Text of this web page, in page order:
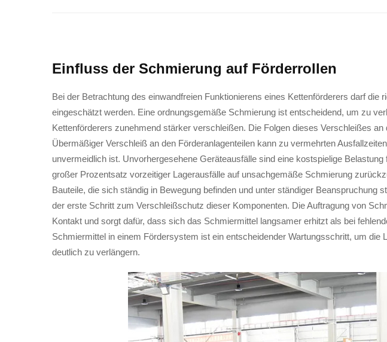
Einfluss der Schmierung auf Förderrollen
Bei der Betrachtung des einwandfreien Funktionierens eines Kettenförderers darf die
eingeschätzt werden. Eine ordnungsgemäße Schmierung ist entscheidend, um zu
Kettenförderers zunehmend stärker verschleißen. Die Folgen dieses Verschleißes
Übermäßiger Verschleiß an den Förderanlagenteilen kann zu vermehrten
unvermeidlich ist. Unvorhergesehene Geräteausfälle sind eine kostspielige
großer Prozentsatz vorzeitiger Lagerausfälle auf unsachgemäße Schmierung
Bauteile, die sich ständig in Bewegung befinden und unter ständiger Beanspruchung
der erste Schritt zum Verschleißschutz dieser Komponenten. Die Auftragung von
Kontakt und sorgt dafür, dass sich das Schmiermittel langsamer erhitzt als bei
Schmiermittel in einem Fördersystem ist ein entscheidender Wartungsschritt, um die
deutlich zu verlängern.